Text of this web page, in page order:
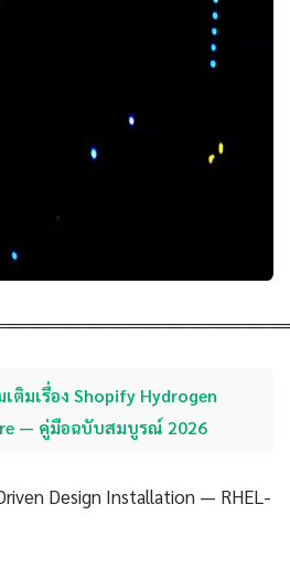
เติมเรื่อง Shopify Hydrogen
— คู่มือฉบับสมบูรณ์ 2026
Design Installation — RHEL-